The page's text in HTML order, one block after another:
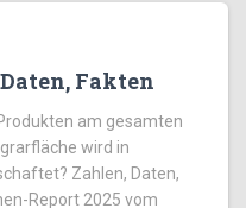
Fakten
am gesamten
wird in
Zahlen, Daten,
Report 2025 vom